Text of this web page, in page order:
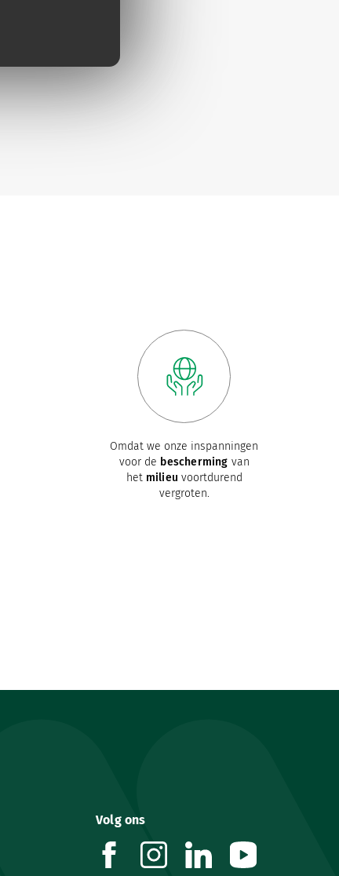
Omdat we onze inspanningen
voor de bescherming van
het milieu voortdurend
vergroten.
Volg ons
facebookinstagramlinkedin